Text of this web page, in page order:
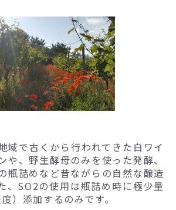
域で古くから行われてきた白ワイ
や、野生酵母のみを使った発酵、
瓶詰めなど昔ながらの自然な醸造
、SO2の使用は瓶詰め時に極少量
）添加するのみです。